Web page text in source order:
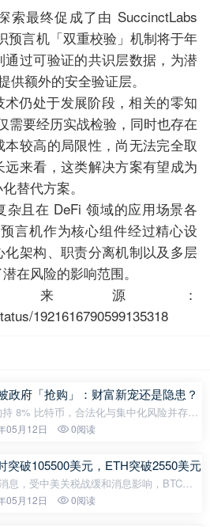
索最终促成了由 SuccinctLabs
预言机「双重校验」机制将于年
过可验证的共识层数据，为潜
供额外的安全验证层。
术仍处于发展阶段，相关的零知
需要经历实战检验，同时也存在
较高的局限性，尚无法完全取
来看，这类解决方案有望成为
替代方案。
杂且在 DeFi 领域的应用场景各
言机作为核心组件经过精心设
架构、职责分离机制以及多层
在风险的影响范围。
来源：
1921616790599135318
政府「抢购」：财富新宠还是隐患？
8% 比特币，合法化与集中化风险并存。
编译：白话区块链截至 5 月，流动性
动性枯竭。最新数据
05月12日 0阅读
突破105500美元，ETH突破2550美元
息，受中美关税战缓和消息影响，BTC短
美元，ETH突破2550美元，SOL短时突
05月12日 0阅读